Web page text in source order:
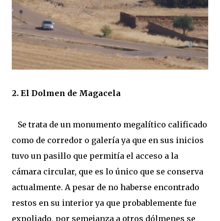
2. El Dolmen de Magacela
Se trata de un monumento megalítico calificado
como de corredor o galería ya que en sus inicios
tuvo un pasillo que permitía el acceso a la
cámara circular, que es lo único que se conserva
actualmente. A pesar de no haberse encontrado
restos en su interior ya que probablemente fue
expoliado, por semejanza a otros dólmenes se